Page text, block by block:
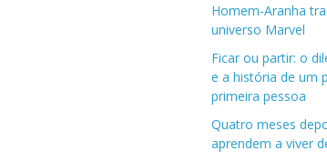
Homem-Aranha
universo Marvel
Ficar ou partir: o
e a história de um
primeira pessoa
Quatro meses
aprendem a viver